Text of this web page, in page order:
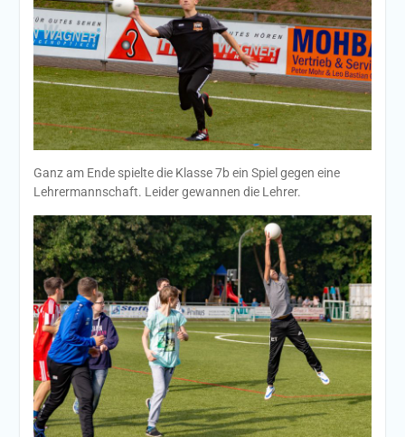
Ganz am Ende spielte die Klasse 7b ein Spiel gegen eine
Lehrermannschaft. Leider gewannen die Lehrer.